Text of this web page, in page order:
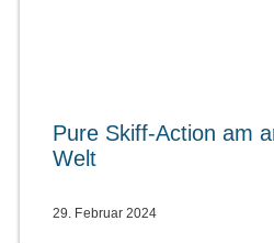
Pure Skiff-Action am
Welt
29. Februar 2024